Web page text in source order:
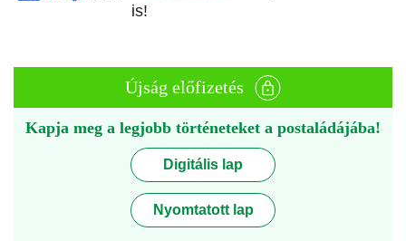
is!
Újság előfizetés
Kapja meg a legjobb történeteket a postaládájába!
Digitális lap
Nyomtatott lap